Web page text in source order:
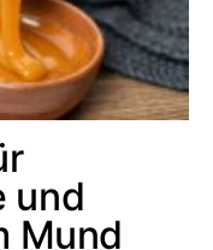
und
Mund